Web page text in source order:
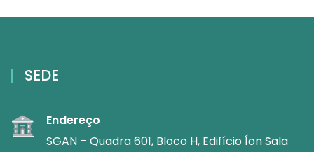
SEDE
Endereço
SGAN – Quadra 601, Bloco H, Edifício Íon Sala